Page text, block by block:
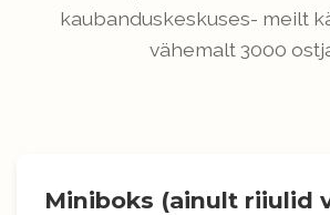
kaubanduskeskuses- meilt
vähemalt 3000
Miniboks (ainult riiulid